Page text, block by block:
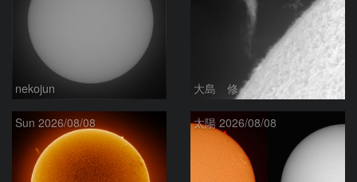
nekojun 大島 修
Sun 2026/08/08 太陽 2026/08/08